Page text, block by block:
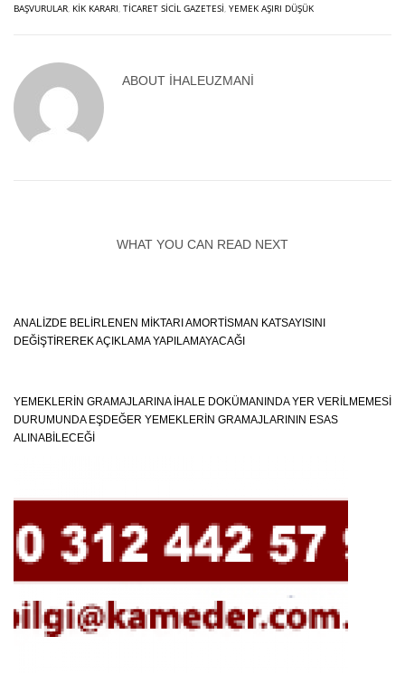
BAŞVURULAR, KIK KARARI, TICARET SICIL GAZETESI, YEMEK AŞIRI DÜŞÜK
ABOUT IHALEUZMANI
WHAT YOU CAN READ NEXT
ANALIZDE BELIRLENEN MIKTARI AMORTISMAN KATSAYISINI
DEĞIŞTIREREK AÇIKLAMA YAPILAMAYACAĞI
YEMEKLERIN GRAMAJLARINA İHALE DOKÜMANINDA YER VERILMEMESI
DURUMUNDA EŞDEĞER YEMEKLERIN GRAMAJLARININ ESAS
ALINABILECEĞI